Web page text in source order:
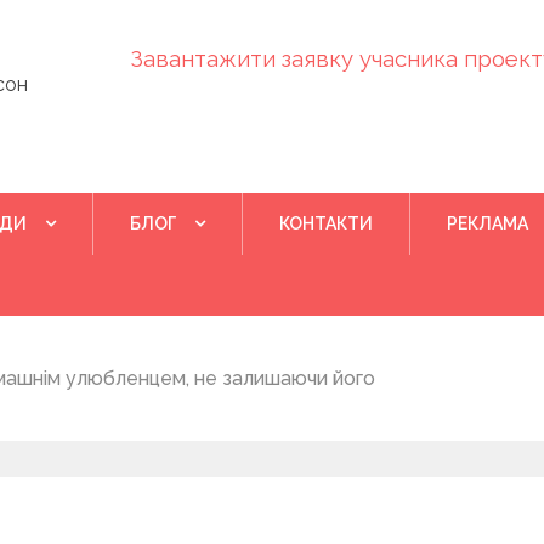
Завантажити заявку учасника
БЛОГ КОНТАКТИ РЕКЛАМА
улюбленцем, не залишаючи його